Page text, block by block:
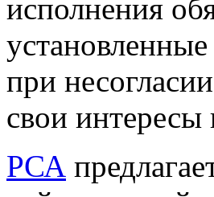
исполнения
при
свои интересы
РСА